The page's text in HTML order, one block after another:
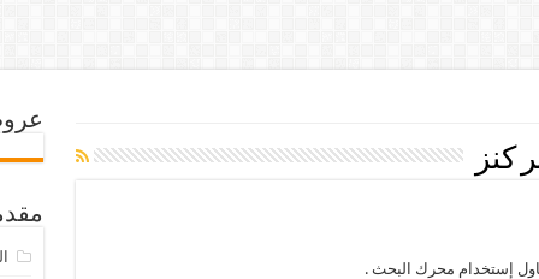
كنز
إستخدام محرك البحث .